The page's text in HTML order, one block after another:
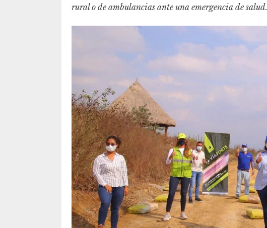
rural o de ambulancias ante una emergencia de salud.